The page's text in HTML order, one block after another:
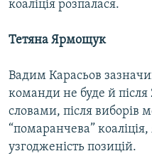
коаліція розпалася.
Тетяна Ярмощук
Вадим Карасьов
команди не буде й після
словами, після виборів
“помаранчева”
узгодженість позицій.